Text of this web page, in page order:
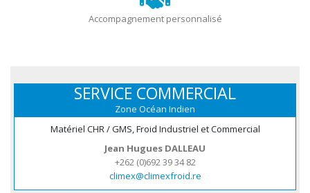
Accompagnement personnalisé
SERVICE COMMERCIAL
Zone Océan Indien
Matériel CHR / GMS, Froid Industriel et Commercial
Jean Hugues DALLEAU
+262 (0)692 39 34 82
climex@climexfroid.re